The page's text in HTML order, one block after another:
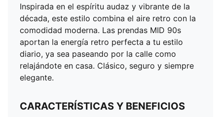
Inspirada en el espíritu audaz y vibrante de la
década, este estilo combina el aire retro con la
comodidad moderna. Las prendas MID 90s
aportan la energía retro perfecta a tu estilo
diario, ya sea paseando por la calle como
relajándote en casa. Clásico, seguro y siempre
elegante.
CARACTERÍSTICAS Y BENEFICIOS